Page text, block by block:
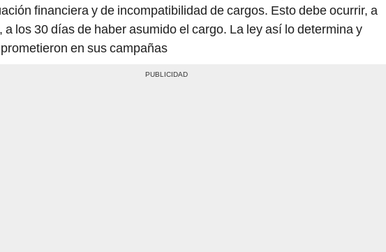
financiera y de incompatibilidad de cargos. Esto debe ocurrir, a
a los 30 días de haber asumido el cargo. La ley así lo determina y
en sus campañas